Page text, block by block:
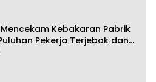
Kebakaran Pabrik
Pekerja Terjebak dan
Tewas